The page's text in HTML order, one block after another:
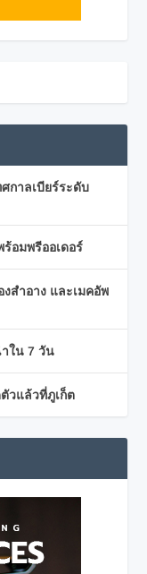
กาลเบียร์ระดับ
อมพรีออเดอร์
งสำอาง และเมคอัพ
ำใน 7 วัน
วแล้วที่ภูเก็ต